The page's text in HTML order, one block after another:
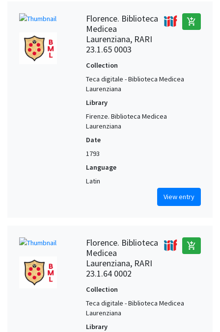
Florence. Biblioteca
Medicea
Laurenziana, RARI
23.1.65 0003
add_shopping_cart
Collection
Teca digitale - Biblioteca Medicea
Laurenziana
Library
Firenze. Biblioteca Medicea
Laurenziana
Date
1793
Language
Latin
View entry
Florence. Biblioteca
Medicea
Laurenziana, RARI
23.1.64 0002
add_shopping_cart
Collection
Teca digitale - Biblioteca Medicea
Laurenziana
Library